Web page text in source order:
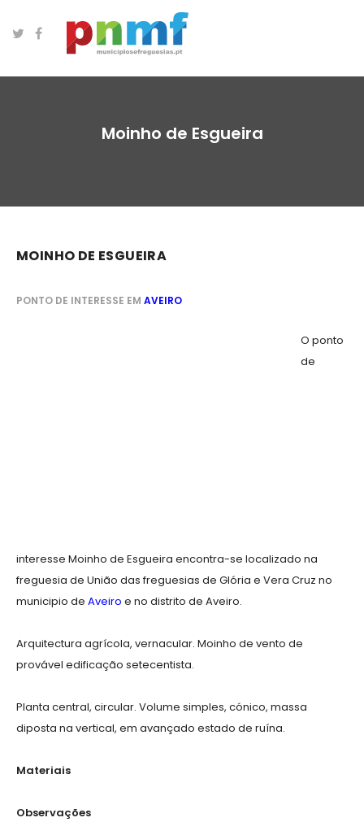
Moinho de Esgueira
MOINHO DE ESGUEIRA
PONTO DE INTERESSE EM AVEIRO
O ponto
de
interesse Moinho de Esgueira encontra-se localizado na
freguesia de União das freguesias de Glória e Vera Cruz no
municipio de Aveiro e no distrito de Aveiro.
Arquitectura agrícola, vernacular. Moinho de vento de
provável edificação setecentista.
Planta central, circular. Volume simples, cónico, massa
diposta na vertical, em avançado estado de ruína.
Materiais
Observações